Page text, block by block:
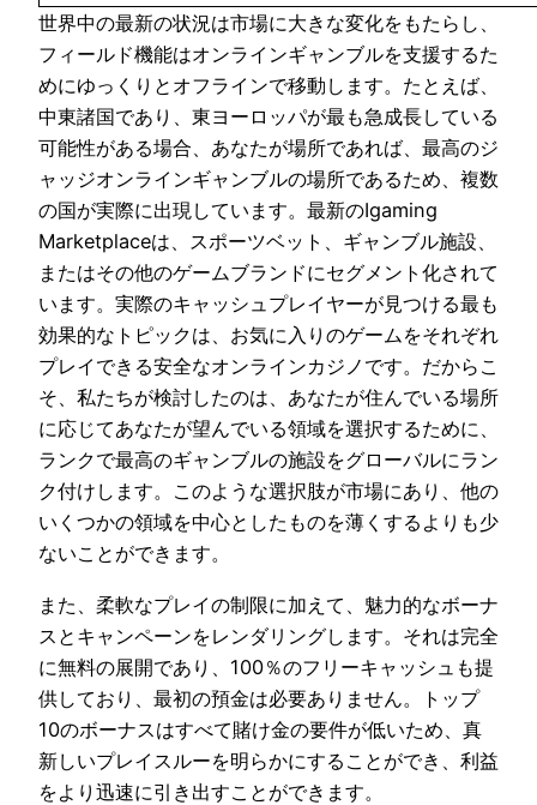
世界中の最新の状況は市場に大きな変化をもたらし、
フィールド機能はオンラインギャンブルを支援するた
めにゆっくりとオフラインで移動します。たとえば、
中東諸国であり、東ヨーロッパが最も急成長している
可能性がある場合、あなたが場所であれば、最高のジ
ャッジオンラインギャンブルの場所であるため、複数
の国が実際に出現しています。最新のIgaming
Marketplaceは、スポーツベット、ギャンブル施設、
またはその他のゲームブランドにセグメント化されて
います。実際のキャッシュプレイヤーが見つける最も
効果的なトピックは、お気に入りのゲームをそれぞれ
プレイできる安全なオンラインカジノです。だからこ
そ、私たちが検討したのは、あなたが住んでいる場所
に応じてあなたが望んでいる領域を選択するために、
ランクで最高のギャンブルの施設をグローバルにラン
ク付けします。このような選択肢が市場にあり、他の
いくつかの領域を中心としたものを薄くするよりも少
ないことができます。
また、柔軟なプレイの制限に加えて、魅力的なボーナ
スとキャンペーンをレンダリングします。それは完全
に無料の展開であり、100％のフリーキャッシュも提
供しており、最初の預金は必要ありません。トップ
10のボーナスはすべて賭け金の要件が低いため、真
新しいプレイスルーを明らかにすることができ、利益
をより迅速に引き出すことができます。